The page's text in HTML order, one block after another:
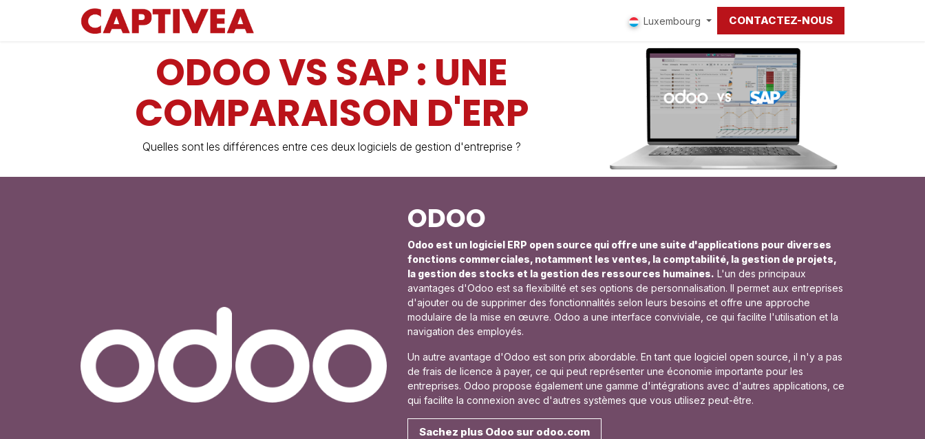
Se rendre au contenu
Luxembourg CONTACTEZ-NOUS
ODOO VS SAP : UNE
COMPARAISON D'ERP
Quelles sont les différences entre ces deux logiciels de gestion d'entreprise ?
ODOO
Odoo est un logiciel ERP open source qui offre une suite d'applications pour diverses
fonctions commerciales, notamment les ventes, la comptabilité, la gestion de projets,
la gestion des stocks et la gestion des ressources humaines. L'un des principaux
avantages d'Odoo est sa flexibilité et ses options de personnalisation. Il permet aux entreprises
d'ajouter ou de supprimer des fonctionnalités selon leurs besoins et offre une approche
modulaire de la mise en œuvre. Odoo a une interface conviviale, ce qui facilite l'utilisation et la
navigation des employés.
Un autre avantage d'Odoo est son prix abordable. En tant que logiciel open source, il n'y a pas
de frais de licence à payer, ce qui peut représenter une économie importante pour les
entreprises. Odoo propose également une gamme d'intégrations avec d'autres applications, ce
qui facilite la connexion avec d'autres systèmes que vous utilisez peut-être.
Sachez plus Odoo sur odoo.com